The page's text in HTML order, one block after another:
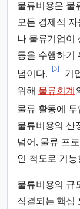
물류비용은 물
모든 경제적 자
나 물류기업이
등을 수행하기
념이다.
[3]
기
위해 물류회계
물류 활동에
물류비용의 산
넘어, 물류 프
인 척도로 기능
물류비용의 규
직결되는 핵심